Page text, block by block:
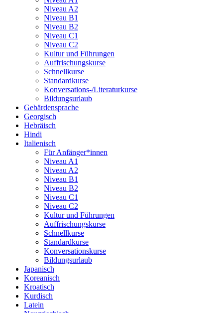
Niveau A2
Niveau B1
Niveau B2
Niveau C1
Niveau C2
Kultur und Führungen
Auffrischungskurse
Schnellkurse
Standardkurse
Konversations-/Literaturkurse
Bildungsurlaub
Gebärdensprache
Georgisch
Hebräisch
Hindi
Italienisch
Für Anfänger*innen
Niveau A1
Niveau A2
Niveau B1
Niveau B2
Niveau C1
Niveau C2
Kultur und Führungen
Auffrischungskurse
Schnellkurse
Standardkurse
Konversationskurse
Bildungsurlaub
Japanisch
Koreanisch
Kroatisch
Kurdisch
Latein